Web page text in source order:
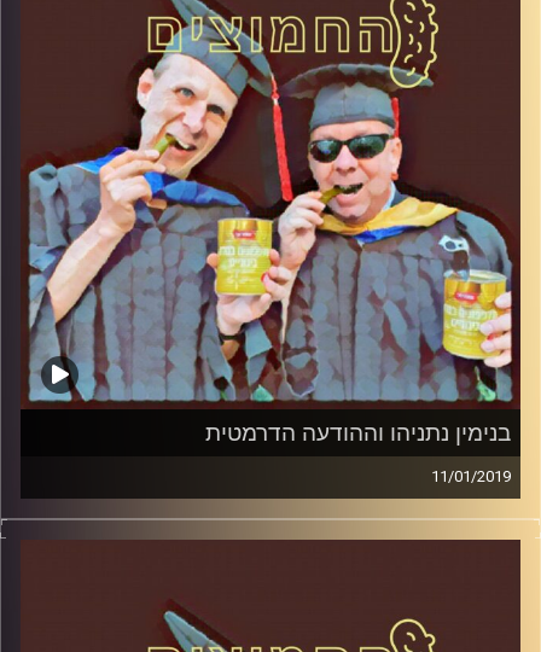
קרדיט תמונות:AudioVersity
בנימין נתניהו וההודעה הדרמטית
11/01/2019
פרופסור בועז בן-דוד ופרופסור גלעד הירשברגר